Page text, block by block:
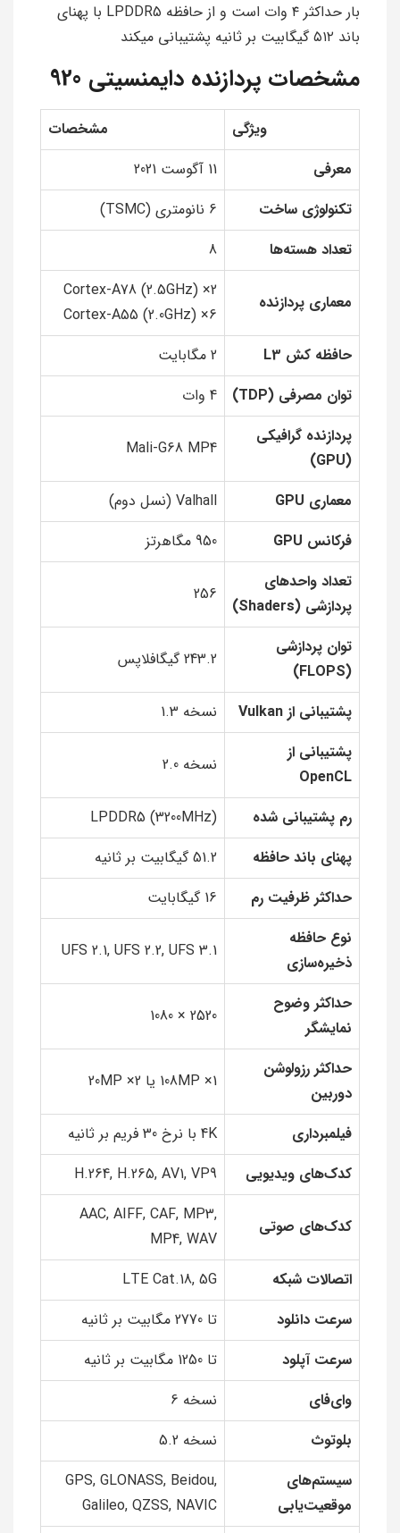
بار حداکثر ۴ وات است و از حافظه LPDDR5 با پهنای
باند ۵۱۲ گیگابیت بر ثانیه پشتیبانی میکند
مشخصات پردازنده دایمنسیتی 920
ویژگی
مشخصات
معرفی
11 آگوست 2021
تکنولوژی ساخت
6 نانومتری (TSMC)
تعداد هسته‌ها
8
معماری پردازنده
2× Cortex-A78 (2.5GHz)
6× Cortex-A55 (2.0GHz)
حافظه کش L3
2 مگابایت
توان مصرفی (TDP)
4 وات
پردازنده گرافیکی
(GPU)
Mali-G68 MP4
معماری GPU
Valhall (نسل دوم)
فرکانس GPU
950 مگاهرتز
تعداد واحد‌های
پردازشی (Shaders)
256
توان پردازشی
(FLOPS)
243.2 گیگافلاپس
پشتیبانی از Vulkan
نسخه 1.3
پشتیبانی از
OpenCL
نسخه 2.0
رم پشتیبانی شده
LPDDR5 (3200MHz)
پهنای باند حافظه
51.2 گیگابیت بر ثانیه
حداکثر ظرفیت رم
16 گیگابایت
نوع حافظه
ذخیره‌سازی
UFS 2.1, UFS 2.2, UFS 3.1
حداکثر وضوح
نمایشگر
2520 × 1080
حداکثر رزولوشن
دوربین
1× 108MP یا 2× 20MP
فیلمبرداری
4K با نرخ 30 فریم بر ثانیه
کدک‌های ویدیویی
H.264, H.265, AV1, VP9
کدک‌های صوتی
AAC, AIFF, CAF, MP3,
MP4, WAV
اتصالات شبکه
LTE Cat.18, 5G
سرعت دانلود
تا 2770 مگابیت بر ثانیه
سرعت آپلود
تا 1250 مگابیت بر ثانیه
وای‌فای
نسخه 6
بلوتوث
نسخه 5.2
سیستم‌های
موقعیت‌یابی
GPS, GLONASS, Beidou,
Galileo, QZSS, NAVIC